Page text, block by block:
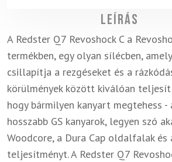
Leírás
A Redster Q7 Revoshock C a
termékben, egy olyan sílécben,
csillapítja a rezgéseket és a
körülmények között kiválóan
hogy bármilyen kanyart megtehess
hosszabb GS kanyarok, legyen szó
Woodcore, a Dura Cap oldalfalak
teljesítményt. A Redster Q7